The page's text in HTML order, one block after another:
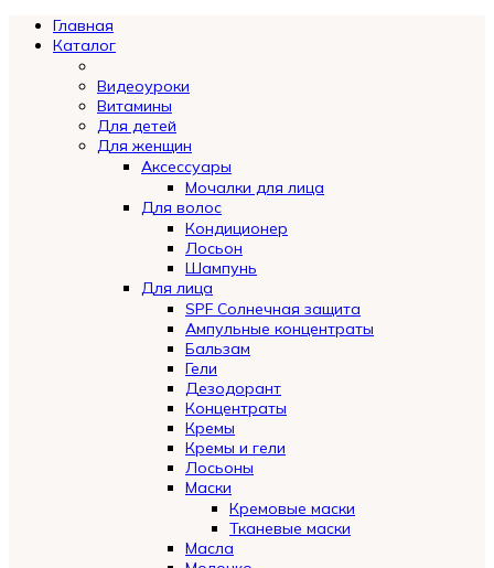
Главная
Каталог
Видеоуроки
Витамины
Для детей
Для женщин
Аксессуары
Мочалки для лица
Для волос
Кондиционер
Лосьон
Шампунь
Для лица
SPF Солнечная защита
Ампульные концентраты
Бальзам
Гели
Дезодорант
Концентраты
Кремы
Кремы и гели
Лосьоны
Маски
Кремовые маски
Тканевые маски
Масла